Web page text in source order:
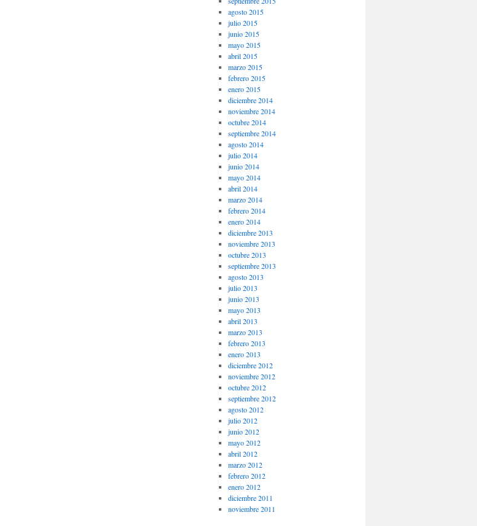
agosto 2015
julio 2015
junio 2015
mayo 2015
abril 2015
marzo 2015
febrero 2015
enero 2015
diciembre 2014
noviembre 2014
octubre 2014
septiembre 2014
agosto 2014
julio 2014
junio 2014
mayo 2014
abril 2014
marzo 2014
febrero 2014
enero 2014
diciembre 2013
noviembre 2013
octubre 2013
septiembre 2013
agosto 2013
julio 2013
junio 2013
mayo 2013
abril 2013
marzo 2013
febrero 2013
enero 2013
diciembre 2012
noviembre 2012
octubre 2012
septiembre 2012
agosto 2012
julio 2012
junio 2012
mayo 2012
abril 2012
marzo 2012
febrero 2012
enero 2012
diciembre 2011
noviembre 2011